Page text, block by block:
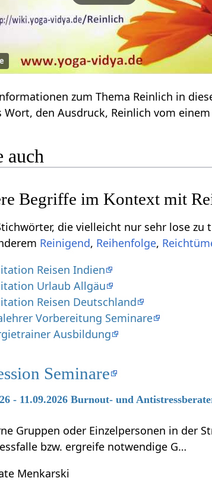
Einige
hier das Wort, den Ausdruck, Reinlich‏‎ vom
auch
die vielleicht nur sehr lose zu tun haben mit Reinlich‏‎, aber
, ,
Reisen Indien
Urlaub Allgäu
Reisen Deutschland
Vorbereitung Seminare
Ausbildung
Seminare
- 11.09.2026 Burnout- und
Gruppen oder Einzelpersonen in der
bzw. ergreife notwendige G…
Menkarski